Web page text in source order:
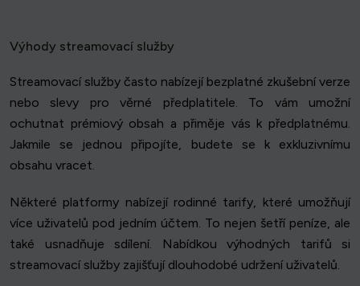
Výhody streamovací služby
Streamovací služby často nabízejí bezplatné zkušební verze
nebo slevy pro věrné předplatitele. To vám umožní
ochutnat prémiový obsah a přiměje vás k předplatnému.
Jakmile se jednou připojíte, budete se k exkluzivnímu
obsahu vracet.
Některé platformy nabízejí rodinné tarify, které umožňují
více uživatelů pod jedním účtem. To nejen šetří peníze, ale
také usnadňuje sdílení. Nabídkou výhodných tarifů si
streamovací služby zajišťují dlouhodobé udržení uživatelů.